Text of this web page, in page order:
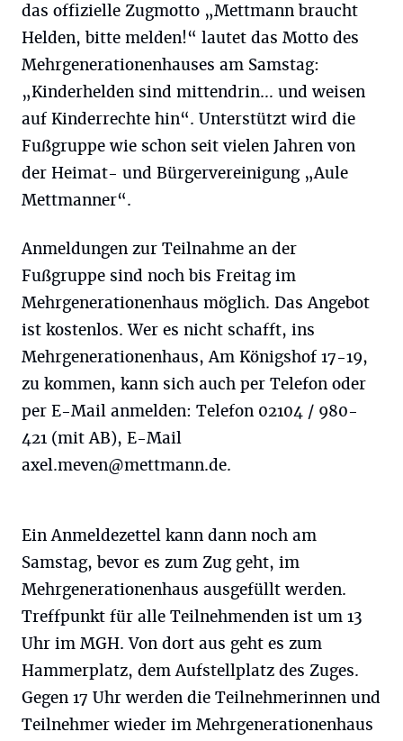
das offizielle Zugmotto „Mettmann braucht
Helden, bitte melden!“ lautet das Motto des
Mehrgenerationenhauses am Samstag:
„Kinderhelden sind mittendrin… und weisen
auf Kinderrechte hin“. Unterstützt wird die
Fußgruppe wie schon seit vielen Jahren von
der Heimat- und Bürgervereinigung „Aule
Mettmanner“.
Anmeldungen zur Teilnahme an der
Fußgruppe sind noch bis Freitag im
Mehrgenerationenhaus möglich. Das Angebot
ist kostenlos. Wer es nicht schafft, ins
Mehrgenerationenhaus, Am Königshof 17-19,
zu kommen, kann sich auch per Telefon oder
per E-Mail anmelden: Telefon 02104 / 980-
421 (mit AB), E-Mail
axel.meven@mettmann.de.
Ein Anmeldezettel kann dann noch am
Samstag, bevor es zum Zug geht, im
Mehrgenerationenhaus ausgefüllt werden.
Treffpunkt für alle Teilnehmenden ist um 13
Uhr im MGH. Von dort aus geht es zum
Hammerplatz, dem Aufstellplatz des Zuges.
Gegen 17 Uhr werden die Teilnehmerinnen und
Teilnehmer wieder im Mehrgenerationenhaus